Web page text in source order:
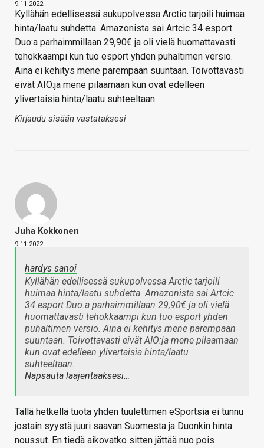
9.11.2022
Kyllähän edellisessä sukupolvessa Arctic tarjoili huimaa
hinta/laatu suhdetta. Amazonista sai Artcic 34 esport
Duo:a parhaimmillaan 29,90€ ja oli vielä huomattavasti
tehokkaampi kun tuo esport yhden puhaltimen versio.
Aina ei kehitys mene parempaan suuntaan. Toivottavasti
eivät AIO:ja mene pilaamaan kun ovat edelleen
ylivertaisia hinta/laatu suhteeltaan.
Kirjaudu sisään vastataksesi
Juha Kokkonen
9.11.2022
hardys sanoi
Kyllähän edellisessä sukupolvessa Arctic tarjoili
huimaa hinta/laatu suhdetta. Amazonista sai Artcic
34 esport Duo:a parhaimmillaan 29,90€ ja oli vielä
huomattavasti tehokkaampi kun tuo esport yhden
puhaltimen versio. Aina ei kehitys mene parempaan
suuntaan. Toivottavasti eivät AIO:ja mene pilaamaan
kun ovat edelleen ylivertaisia hinta/laatu
suhteeltaan.
Napsauta laajentaaksesi…
Tällä hetkellä tuota yhden tuulettimen eSportsia ei tunnu
jostain syystä juuri saavan Suomesta ja Duonkin hinta
noussut. En tiedä aikovatko sitten jättää nuo pois